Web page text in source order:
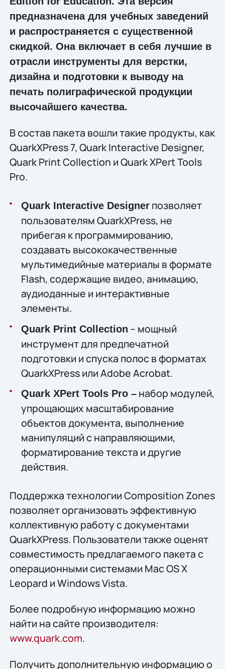
предназначена для учебных заведений
и распространяется с существенной
скидкой. Она включает в себя лучшие в
отрасли инструменты для верстки,
дизайна и подготовки к выводу на
печать полиграфической продукции
высочайшего качества.
В состав пакета вошли такие продукты, как
QuarkXPress 7, Quark Interactive Designer,
Quark Print Collection и Quark XPert Tools
Pro.
Quark Interactive Designerпозволяет
пользователям QuarkXPress, не
прибегая к программированию,
создавать высококачественные
мультимедийные материалы в формате
Flash, содержащие видео, анимацию,
аудиоданные и интерактивные
элементы.
Quark Print Collection – мощный
инструмент для предпечатной
подготовки и спуска полос в форматах
QuarkXPress или Adobe Acrobat.
Quark XPert Tools Pro –набор модулей,
упрощающих масштабирование
объектов документа, выполнение
манипуляций с направляющими,
форматирование текста и другие
действия.
Поддержка технологии Composition Zones
позволяет организовать эффективную
коллективную работу с документами
QuarkXPress. Пользователи также оценят
совместимость предлагаемого пакета с
операционными системами Mac OS X
Leopard и Windows Vista.
Более подробную информацию можно
найти на сайте производителя:
www.quark.com.
Получить дополнительную информацию о